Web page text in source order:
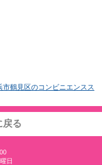
市鶴見区のコンビニエンスス
戻る
日